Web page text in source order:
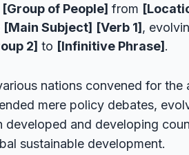
[Group of People] from
[Main Subject] [Verb 1],
2] to [Infinitive Phrase].
nations convened for the
mere policy debates,
and developing
sustainable development.